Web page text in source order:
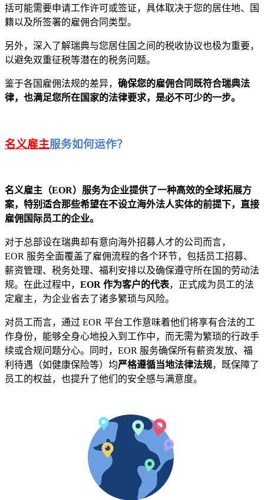
括可能需要申请工作许可或签证，具体取决于您的居住地、国
籍以及所签署的雇佣合同类型。
另外，深入了解瑞典与您居住国之间的税收协议也极为重要，
以避免双重征税等潜在的税务问题。
鉴于各国雇佣法规的差异， 确保您的雇佣合同既符合瑞典法
律，也满足您所在国家的法律要求，是必不可少的一步。
名义雇主服务如何运作？
名义雇主（EOR）服务为企业提供了一种高效的全球拓展方
案，特别适合那些希望在不设立海外法人实体的前提下，直接
雇佣国际员工的企业。
对于总部设在瑞典却有意向海外招募人才的公司而言，
EOR 服务全面覆盖了雇佣流程的各个环节，包括员工招募、
薪资管理、税务处理、福利安排以及确保遵守所在国的劳动法
规。在此过程中， EOR 作为客户的代表，正式成为员工的法
定雇主，为企业省去了诸多繁琐与风险。
对员工而言，通过 EOR 平台工作意味着他们将享有合法的工
作身份，能够全身心地投入到工作中，而无需为繁琐的行政手
续或合规问题分心。同时，EOR 服务确保所有薪资发放、福
利待遇（如健康保险等）均严格遵循当地法律法规，既保障了
员工的权益，也提升了他们的安全感与满意度。